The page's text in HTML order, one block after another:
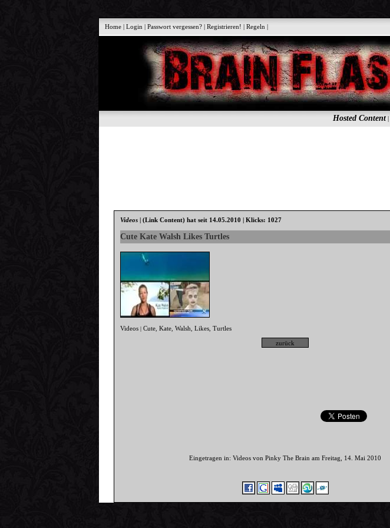
Home |Login |Passwort vergessen? |Registrieren! |Regeln |
Hosted Content|
Videos |(Link Content) hat seit 14.05.2010 | Klicks: 1027
Cute Kate Walsh Likes Turtles
Videos |Cute ,Kate ,Walsh ,Likes ,Turtles
Eingetragen in: Videos von Pinky The Brain am Freitag, 14. Mai 2010